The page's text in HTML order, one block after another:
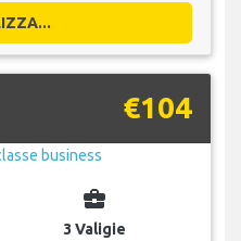
€104
business_center
3 Valigie